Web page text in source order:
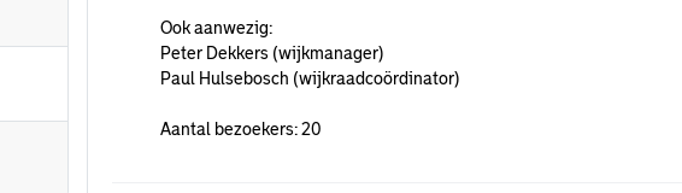
Ook aanwezig:
Peter Dekkers (wijkmanager)
Paul Hulsebosch (wijkraadcoördinator)
Aantal bezoekers: 20